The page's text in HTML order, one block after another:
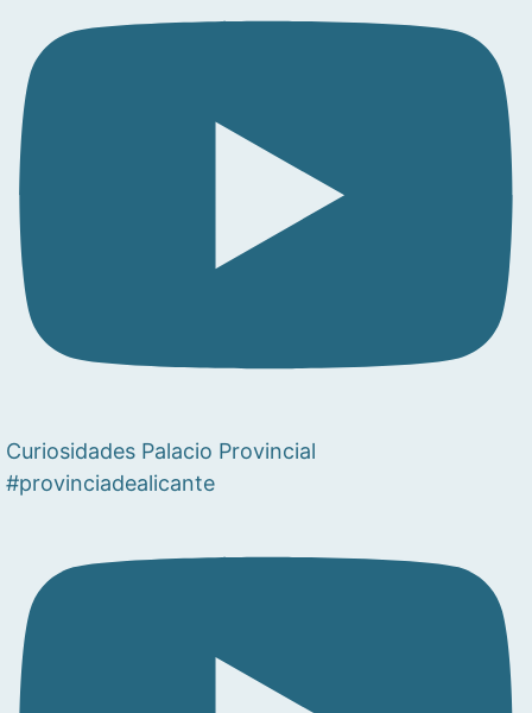
Curiosidades Palacio Provincial
#provinciadealicante